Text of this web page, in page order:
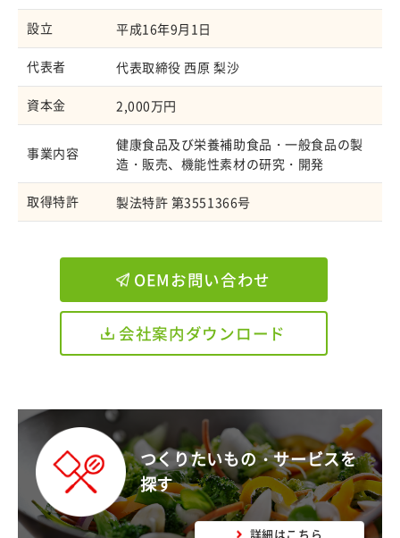
設立 平成16年9月1日
代表者 代表取締役 西原 梨沙
資本金 2,000万円
事業内容
健康食品及び栄養補助食品・一般食品の製
造・販売、機能性素材の研究・開発
取得特許 製法特許 第3551366号
OEMお問い合わせ
会社案内ダウンロード
つくりたいもの・サービスを
探す
詳細はこちら